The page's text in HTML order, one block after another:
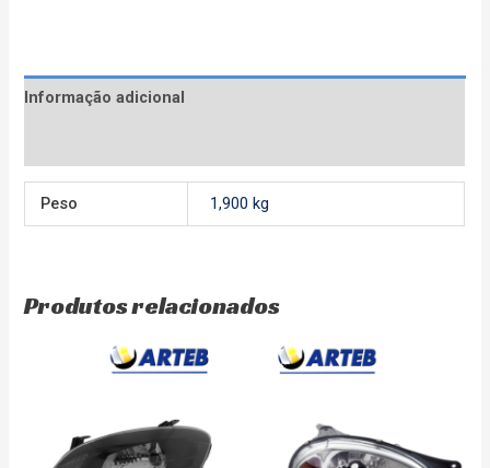
Informação adicional
Peso 1,900 kg
Produtos relacionados